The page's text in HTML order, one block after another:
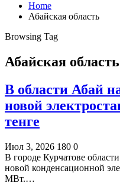
Home
Абайская область
Browsing Tag
Абайская область
В области Абай
новой
тенге
Июл 3, 2026 180 0
В городе Курчатове
новой конденсационной
МВт.…